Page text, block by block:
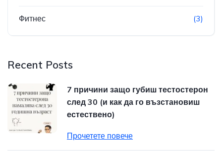
Фитнес (3)
Recent Posts
7 причини защо губиш тестостерон
след 30 (и как да го възстановиш
естествено)
Прочетете повече